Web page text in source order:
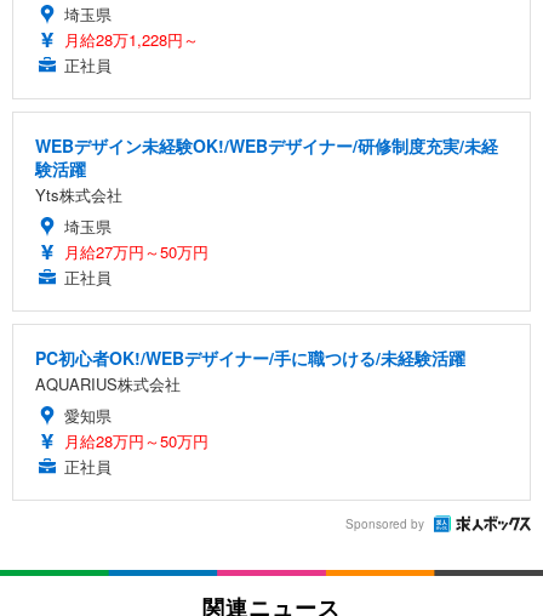
埼玉県
月給28万1,228円～
正社員
WEBデザイン未経験OK!/WEBデザイナー/研修制度充実/未経
験活躍
Yts株式会社
埼玉県
月給27万円～50万円
正社員
PC初心者OK!/WEBデザイナー/手に職つける/未経験活躍
AQUARIUS株式会社
愛知県
月給28万円～50万円
正社員
Sponsored by
関連ニュース